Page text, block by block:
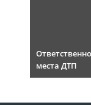
места ДТП